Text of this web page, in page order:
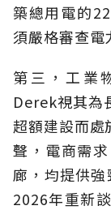
築總用電的
須嚴格審查電
第三，工業
Derek視其為
超額建設而處
聲，電商需
廊，均提供
2026年重新